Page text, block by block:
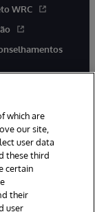
WRC
Todos os
which are
our site,
user data
these third
certain
their
user